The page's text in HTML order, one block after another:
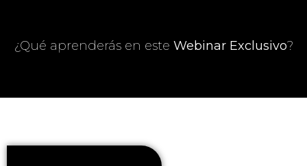
¿Qué aprenderás en este Webinar Exclusivo?